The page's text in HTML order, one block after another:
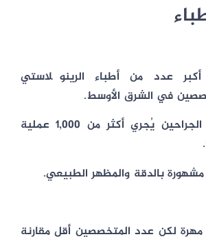
عدد من أطباء الرينوپلاستي
في الشرق الأوسط.
يُجري أكثر من
1,000 عملية
مشهورة بالدقة والمظهر الطبيعي.
مهرة لكن عدد المتخصصين أقل مقارنة